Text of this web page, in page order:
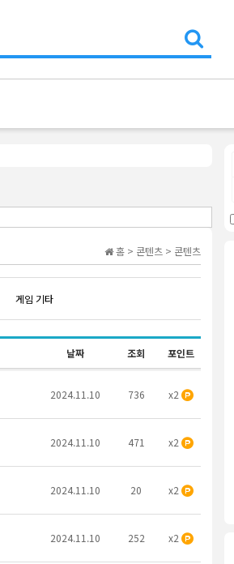
홈 > 콘텐츠 > 콘텐츠
게임 기타
날짜 조회 포인트
2024.11.10 736 x2
2024.11.10 471 x2
2024.11.10 20 x2
2024.11.10 252 x2